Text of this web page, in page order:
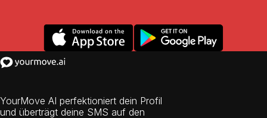
YourMove AI perfektioniert dein Profil
und überträgt deine SMS auf den